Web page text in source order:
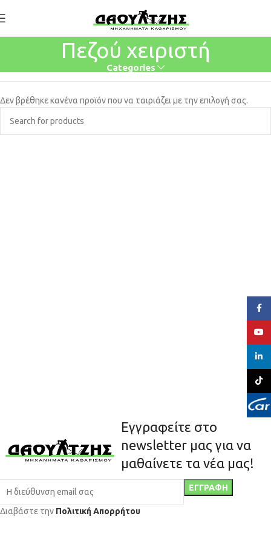
Πεζού χειριστή
Categories
Δεν βρέθηκε κανένα προϊόν που να ταιριάζει με την επιλογή σας.
Εγγραφείτε στο
newsletter μας για να
μαθαίνετε τα νέα μας!
Διαβάστε την Πολιτική Απορρήτου